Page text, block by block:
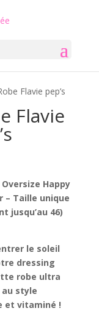
Flavie pep’s
Flavie
Oversize Happy
– Taille unique
jusqu’au 46)
le soleil
dressing
robe ultra
style
et vitaminé !